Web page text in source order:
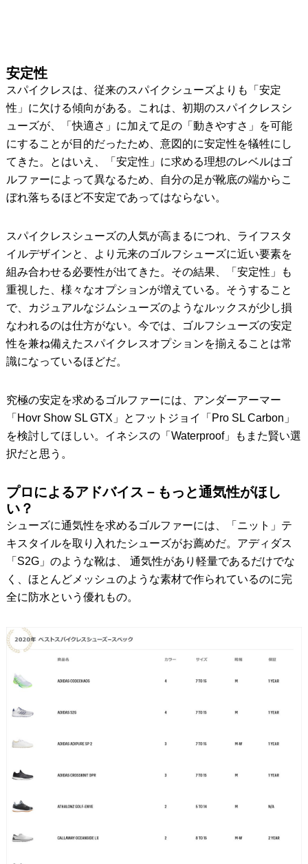
安定性
スパイクレスは、従来のスパイクシューズよりも「安定
性」に欠ける傾向がある。これは、初期のスパイクレスシ
ューズが、「快適さ」に加えて足の「動きやすさ」を可能
にすることが目的だったため、意図的に安定性を犠牲にし
てきた。とはいえ、「安定性」に求める理想のレベルはゴ
ルファーによって異なるため、自分の足が靴底の端からこ
ぼれ落ちるほど不安定であってはならない。
スパイクレスシューズの人気が高まるにつれ、ライフスタ
イルデザインと、より元来のゴルフシューズに近い要素を
組み合わせる必要性が出てきた。その結果、「安定性」も
重視した、様々なオプションが増えている。そうすること
で、カジュアルなジムシューズのようなルックスが少し損
なわれるのは仕方がない。今では、ゴルフシューズの安定
性を兼ね備えたスパイクレスオプションを揃えることは常
識になっているほどだ。
究極の安定を求めるゴルファーには、アンダーアーマー
「Hovr Show SL GTX」とフットジョイ「Pro SL Carbon」
を検討してほしい。イネシスの「Waterproof」もまた賢い選
択だと思う。
プロによるアドバイス－もっと通気性がほし
い？
シューズに通気性を求めるゴルファーには、「ニット」テ
キスタイルを取り入れたシューズがお薦めだ。アディダス
「S2G」のような靴は、 通気性があり軽量であるだけでな
く、ほとんどメッシュのような素材で作られているのに完
全に防水という優れもの。